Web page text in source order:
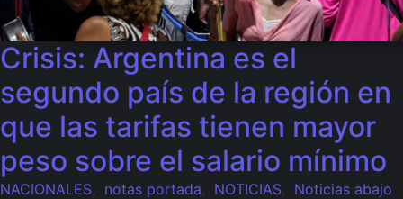
Crisis: Argentina es el
segundo país de la región en
que las tarifas tienen mayor
peso sobre el salario mínimo
NACIONALES notas portada NOTICIAS Noticias abajo